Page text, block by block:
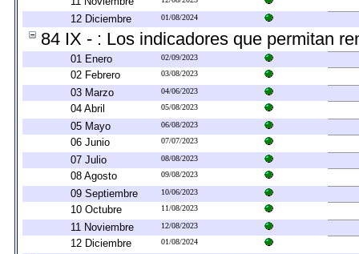
12 Diciembre 01/08/2024
84 IX - : Los indicadores que permitan
01 Enero 02/09/2023
02 Febrero 03/08/2023
03 Marzo 04/06/2023
04 Abril 05/08/2023
05 Mayo 06/08/2023
06 Junio 07/07/2023
07 Julio 08/08/2023
08 Agosto 09/08/2023
09 Septiembre 10/06/2023
10 Octubre 11/08/2023
11 Noviembre 12/08/2023
12 Diciembre 01/08/2024